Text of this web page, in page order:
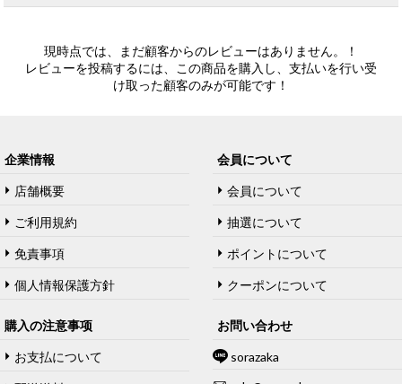
現時点では、まだ顧客からのレビューはありません。！
レビューを投稿するには、この商品を購入し、支払いを行い受
け取った顧客のみが可能です！
企業情報
店舗概要
ご利用規約
免責事項
個人情報保護方針
会員について
会員について
抽選について
ポイントについて
クーポンについて
購入の注意事项
お支払について
お問い合わせ
sorazaka